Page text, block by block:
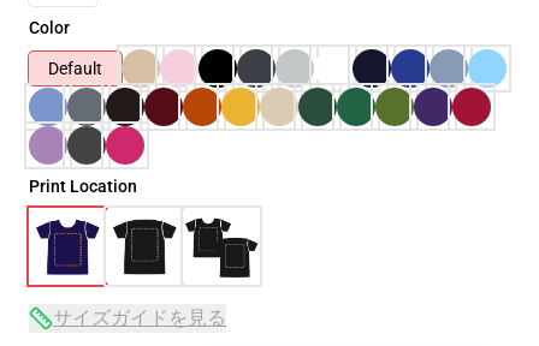
Color
Default
Print Location
サイズガイドを見る